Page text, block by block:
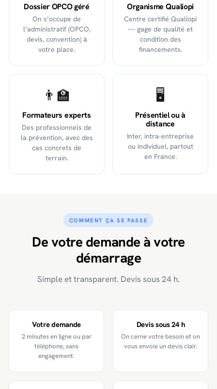
Dossier OPCO géré
On s’occupe de
l’administratif (OPCO,
devis, convention) à
votre place.
Organisme Qualiopi
Centre certifié Qualiopi
— gage de qualité et
condition des
financements.
👨‍🏫
Formateurs experts
Des professionnels de
la prévention, avec des
cas concrets de
terrain.
🖥️
Présentiel ou à
distance
Inter, intra-entreprise
ou individuel, partout
en France.
COMMENT ÇA SE PASSE
De votre demande à votre
démarrage
Simple et transparent. Devis sous 24 h.
Votre demande
2 minutes en ligne ou par
téléphone, sans
engagement.
Devis sous 24 h
On cerne votre besoin et on
vous envoie un devis clair.